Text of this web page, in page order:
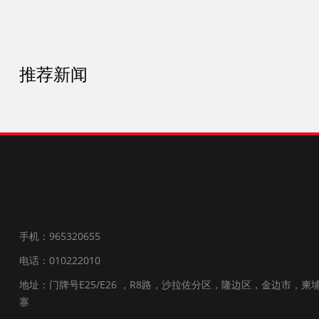
推荐新闻
手机：965320655
电话：010222010
地址：门牌号E25/E26 ，R8路，沙拉佐分区，隆边区，金边市，柬
寨